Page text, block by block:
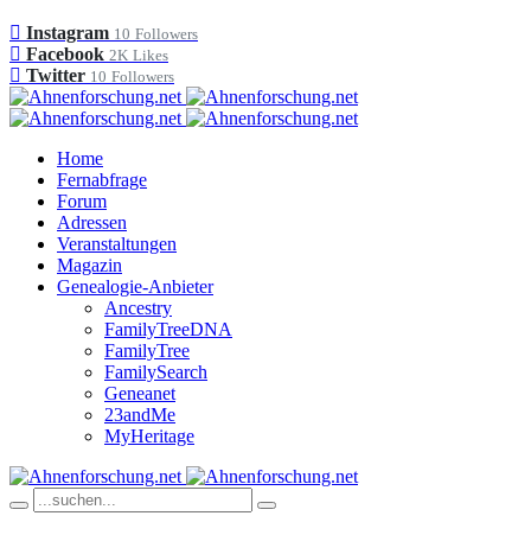
Instagram 10 Followers
Facebook 2K Likes
Twitter 10 Followers
Home
Fernabfrage
Forum
Adressen
Veranstaltungen
Magazin
Genealogie-Anbieter
Ancestry
FamilyTreeDNA
FamilyTree
FamilySearch
Geneanet
23andMe
MyHeritage